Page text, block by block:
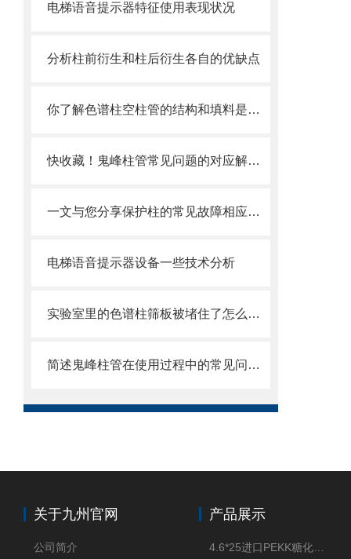
电梯语音提示器特征使用表现状况
分析柱前衍生和柱后衍生各自的优缺点
你了解色谱柱空柱管的结构和填料是什么吗
快收藏！鬼峰柱管常见问题的对应解决妙招
一文与您分享保护柱的常见故障相应解决方法
电梯语音提示器设备一些技术分析
实验室里的色谱柱筛板被堵住了怎么办？这些方法帮你解决
简述鬼峰柱管在使用过程中的常见问题相应解决方法
关于九州官网
公司简介
产品展示